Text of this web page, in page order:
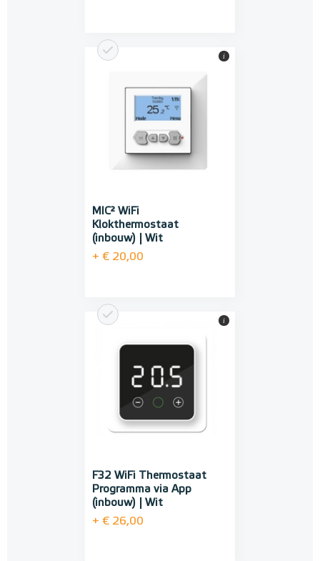
MIC² WiFi
Klokthermostaat
(inbouw) | Wit
+ € 20,00
i
F32 WiFi Thermostaat
Programma via App
(inbouw) | Wit
+ € 26,00
i